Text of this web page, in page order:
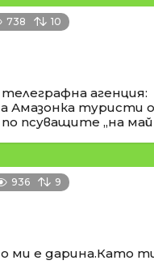
738 10
агенция:
Амазонка туристи
псуващите „на
936 9
ми е дарина.Като